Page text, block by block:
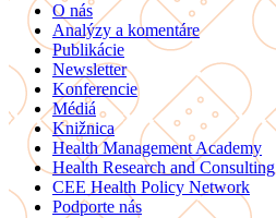
O nás
Analýzy a komentáre
Publikácie
Newsletter
Konferencie
Médiá
Knižnica
Health Management Academy
Health Research and Consulting
CEE Health Policy Network
Podporte nás